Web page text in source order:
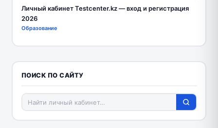
Личный кабинет Testcenter.kz — вход и регистрация
2026
Образование
ПОИСК ПО САЙТУ